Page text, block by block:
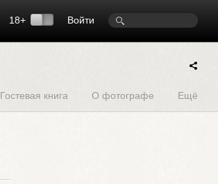
Войти
18+
Гостевая книга О фотографе Ещё